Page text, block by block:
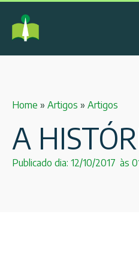
Home » Artigos » Artigos
A
Publicado dia: 12/10/2017 às